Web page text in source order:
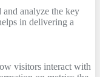
and analyze the key
in delivering a
visitors interact with